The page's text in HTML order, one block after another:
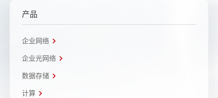
产品
企业网络
企业光网络
数据存储
计算